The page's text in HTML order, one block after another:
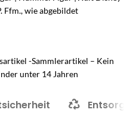
Ffm., wie abgebildet
-Sammlerartikel – Kein
unter 14 Jahren